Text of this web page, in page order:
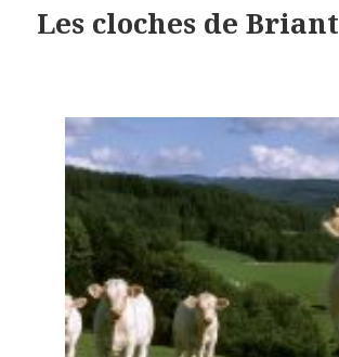
Les cloches de Briant